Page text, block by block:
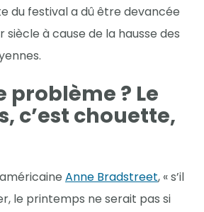
du festival a dû être devancée
siècle à cause de la hausse des
problème ? Le
c’est chouette,
Anne Bradstreet, « s’il
le printemps ne serait pas si